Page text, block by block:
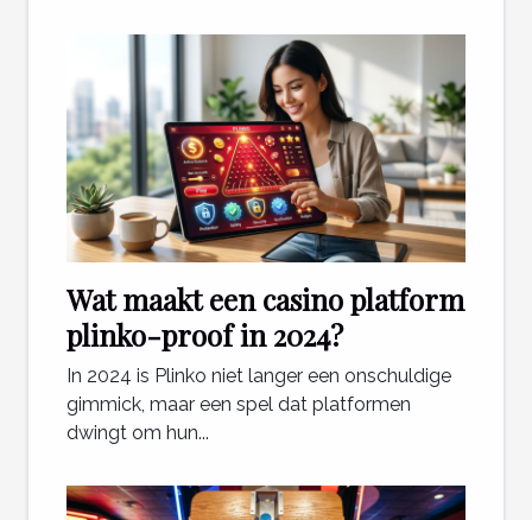
Wat maakt een casino platform
plinko-proof in 2024?
In 2024 is Plinko niet langer een onschuldige
gimmick, maar een spel dat platformen
dwingt om hun...